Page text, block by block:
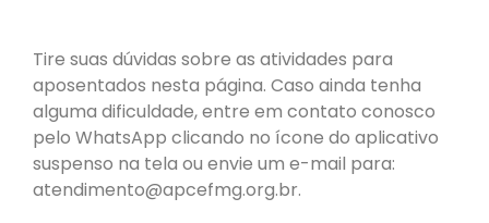
Tire suas dúvidas sobre as atividades para
aposentados nesta página. Caso ainda tenha
alguma dificuldade, entre em contato conosco
pelo WhatsApp clicando no ícone do aplicativo
suspenso na tela ou envie um e-mail para:
atendimento@apcefmg.org.br.